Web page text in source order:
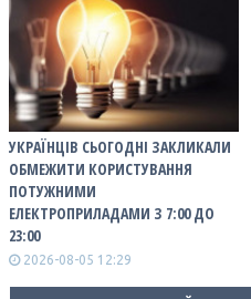
УКРАЇНЦІВ СЬОГОДНІ ЗАКЛИКАЛИ
ОБМЕЖИТИ КОРИСТУВАННЯ
ПОТУЖНИМИ
ЕЛЕКТРОПРИЛАДАМИ З 7:00 ДО
23:00
2026-08-05 12:29